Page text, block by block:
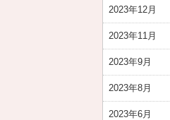
2023年12月
2023年11月
2023年9月
2023年8月
2023年6月